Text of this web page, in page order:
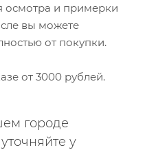
осмотра и примерки
вы можете
от покупки.
от 3000 рублей.
городе
у